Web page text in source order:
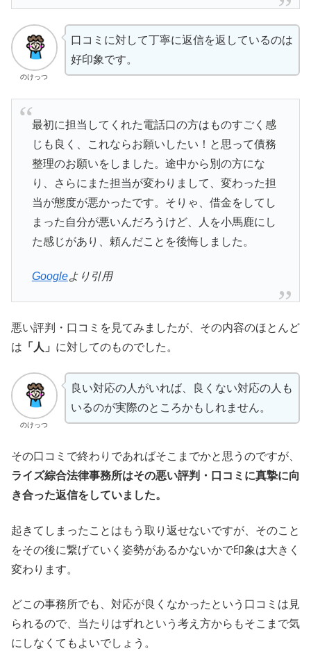
のけっつ
口コミに対して丁寧に返信を返しているのは
好印象です。
最初に担当してくれた電話口の方はものすごく感
じも良く、これならお願いしたい！と思って債務
整理のお願いをしました。途中から別の方にな
り、さらにまた担当が変わりまして、変わった担
当が態度が悪かったです。そりゃ、借金をしてし
まった自分が悪いんだろうけど、人を小馬鹿にし
た感じがあり、頼んだことを後悔しました。
Googleより引用
悪い評判・口コミを見てみましたが、その内容のほとんど
は 「人」 に対してのものでした。
のけっつ
良い対応の人がいれば、良くない対応の人も
いるのが実際のところかもしれません。
その口コミで終わりであればそこまでかと思うのですが、
ライズ綜合法律事務所はその悪い評判・口コミに真摯に向
き合った返信をしていました。
起きてしまったことはもう取り返せないですが、そのこと
をその後に繋げていく姿勢があるかないかで印象は大きく
変わります。
どこの事務所でも、対応が良くなかったという口コミは見
られるので、当たりはずれという考え方からもそこまで気
にしなくてもよいでしょう。